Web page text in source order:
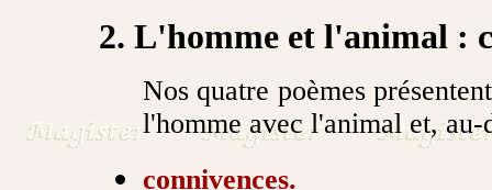
2. L'homme et l'animal :
Nos quatre poèmes
l'homme avec l'animal et,
connivences.